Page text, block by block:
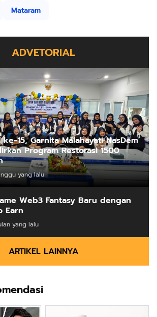
Mataram
ADVETORIAL
15, Garnita Malahayati NasDem
Program Restorasi 1500
yang lalu
Web3 Fantasy Baru dengan
Earn
yang lalu
ARTIKEL LAINNYA